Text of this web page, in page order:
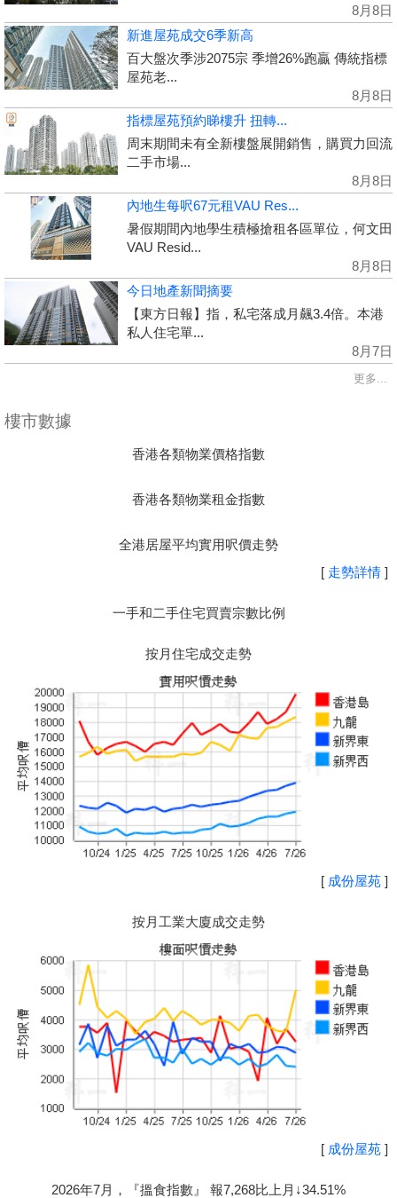
8月8日
新進屋苑成交6季新高
百大盤次季涉2075宗 季增26%跑贏 傳統指標
屋苑老...
8月8日
指標屋苑預約睇樓升 扭轉...
周末期間未有全新樓盤展開銷售，購買力回流
二手市場...
8月8日
內地生每呎67元租VAU Res...
暑假期間內地學生積極搶租各區單位，何文田
VAU Resid...
8月8日
今日地產新聞摘要
【東方日報】指，私宅落成月飆3.4倍。本港
私人住宅單...
8月7日
更多...
樓市數據
香港各類物業價格指數
香港各類物業租金指數
全港居屋平均實用呎價走勢
[ 走勢詳情 ]
一手和二手住宅買賣宗數比例
按月住宅成交走勢
[ 成份屋苑 ]
按月工業大廈成交走勢
[ 成份屋苑 ]
2026年7月，『搵食指數』 報7,268比上月↓34.51%